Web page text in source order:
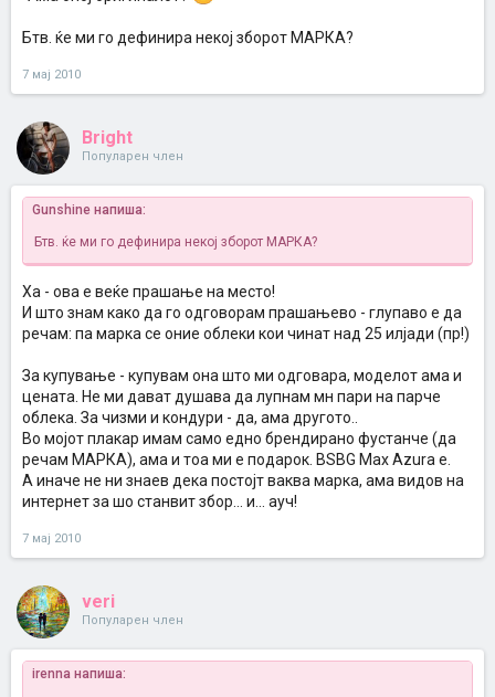
Бтв. ќе ми го дефинира некој зборот МАРКА?
7 мај 2010
Bright
Популарен член
Gunshine напиша:
Бтв. ќе ми го дефинира некој зборот МАРКА?
Ха - ова е веќе прашање на место!
И што знам како да го одговорам прашањево - глупаво е да
речам: па марка се оние облеки кои чинат над 25 илјади (пр!)
За купување - купувам она што ми одговара, моделот ама и
цената. Не ми дават душава да лупнам мн пари на парче
облека. За чизми и кондури - да, ама другото..
Во мојот плакар имам само едно брендирано фустанче (да
речам МАРКА), ама и тоа ми е подарок. BSBG Max Azura e.
А иначе не ни знаев дека постојт ваква марка, ама видов на
интернет за шо станвит збор... и... ауч!
7 мај 2010
veri
Популарен член
irenna напиша: